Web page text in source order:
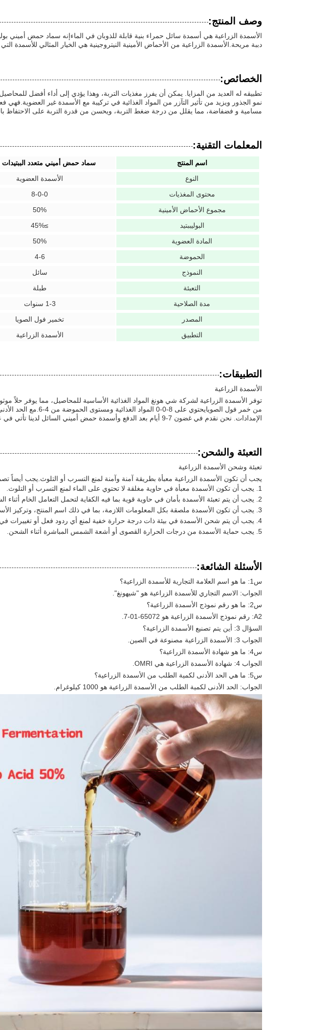
وصف المنتج:
دببة مريحة.الأسمدة الزراعية من الأحماض الأمينية النيتروجينية هي الخيار المثالي للأسمدة
الخصائص:
تطبيقه له العديد من المزايا. يمكن أن يفرز مغذيات التربة، وهذا يؤدي إلى أداء أفضل
نمو الجذور ويزيد من تأثير التآزر من المواد الغذائية في تركيبة مع الأسمدة غير
مسامية و فضفاضة، مما يقلل من درجة ضغط التربة، ويحسن من قدرة التربة على الاحتفاظ
المعلمات التقنية:
اسم المنتج
سماد حمض أميني متعدد الببتيدات 8-0-0
النوع
الأسمدة العضوية
محتوى المغذيات
8-0-0
مجموع الأحماض الأمينية
50%
البوليببتيد
≥45%
المادة العضوية
50%
الحموضة
4-6
النموذج
سائل
التعبئة
طبلة
مدة الصلاحية
1-3 سنوات
المصدر
تخمير فول الصويا
التطبيق
الأسمدة الزراعية
التطبيقات:
الأسمدة الزراعية
الإمدادات. نحن نقدم في غضون 7-9 أيام بعد الدفع وأسمدة حمض أميني السائل لدينا تأتي في عبوة IBC.
التعبئة والشحن:
تعبئة وشحن الأسمدة الزراعية
يجب أن تكون الأسمدة الزراعية معبأة بطريقة آمنة وآمنة لمنع التسرب أو التلوث.يجب أيضاً
يجب أن تكون الأسمدة معبأة في حاوية مغلقة لا تحتوي على الماء لمنع التسرب أو التلوث.
يجب أن يتم تعبئة الأسمدة بأمان في حاوية قوية بما فيه الكفاية لتحمل التعامل الخام أثناء
يجب أن تكون الأسمدة ملصقة بكل المعلومات اللازمة، بما في ذلك اسم المنتج، وتركيز
يجب أن يتم شحن الأسمدة في بيئة ذات درجة حرارة خفية لمنع أي ردود فعل أو تغييرات في
يجب حماية الأسمدة من درجات الحرارة القصوى أو أشعة الشمس المباشرة أثناء الشحن.
الأسئلة الشائعة:
س1: ما هو اسم العلامة التجارية للأسمدة الزراعية؟
الجواب: الاسم التجاري للأسمدة الزراعية هو "شيهونغ".
س2: ما هو رقم نموذج الأسمدة الزراعية؟
A2: رقم نموذج الأسمدة الزراعية هو 65072-01-7.
السؤال 3: أين يتم تصنيع الأسمدة الزراعية؟
الجواب 3: الأسمدة الزراعية مصنوعة في الصين.
س4: ما هو شهادة الأسمدة الزراعية؟
الجواب 4: شهادة الأسمدة الزراعية هي OMRI.
س5: ما هي الحد الأدنى لكمية الطلب من الأسمدة الزراعية؟
الجواب: الحد الأدنى لكمية الطلب من الأسمدة الزراعية هو 1000 كيلوغرام.